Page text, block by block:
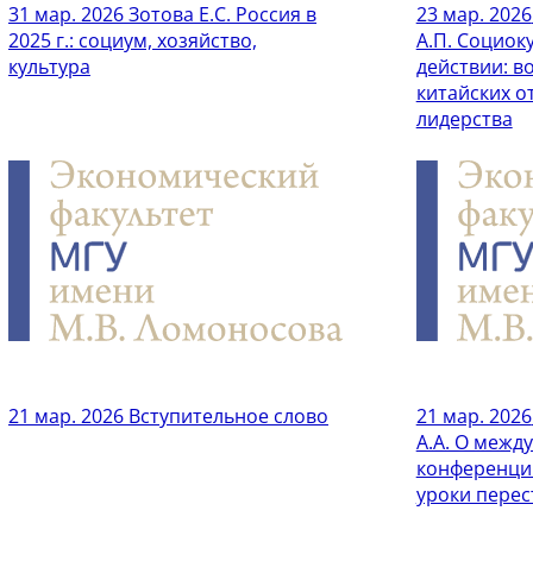
31 мар. 2026Зотова Е.С. Россия в
2025 г.: социум, хозяйство,
культура
23 мар. 2026
А.П.
действии:
китайских
лидерства
21 мар. 2026 Вступительное слово 21 мар. 2026
А.А. О
уроки